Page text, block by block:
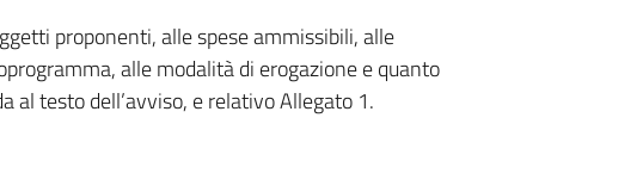
proponenti, alle spese ammissibili, alle
alle modalità di erogazione e quanto
al testo dell’avviso, e relativo Allegato 1.